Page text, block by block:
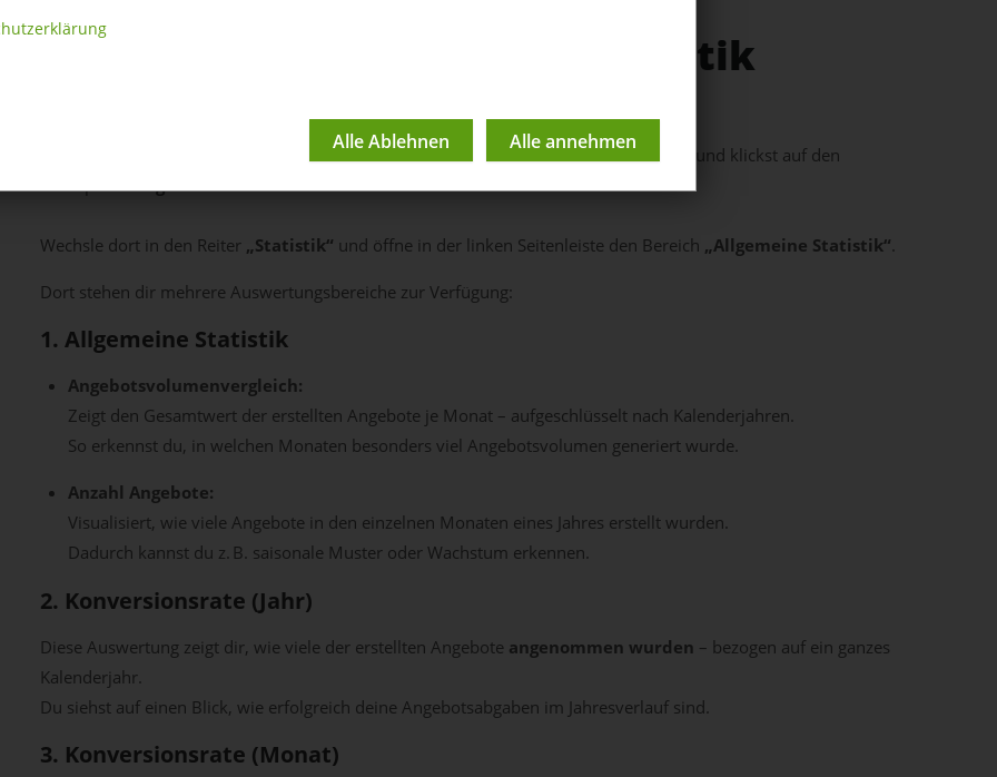
Auswertung der Angebotsstatistik
Um zur Angebotsstatistik zu gelangen, öffnest du im Menü den BereichWaWi / CRM
und klickst auf den
MenüpunktAngebote.
Wechsle dort in den Reiter „Statistik“ und öffne in der linken Seitenleiste den Bereich „Allgemeine Statistik“.
Dort stehen dir mehrere Auswertungsbereiche zur Verfügung:
1. Allgemeine Statistik
Angebotsvolumenvergleich:
Zeigt den Gesamtwert der erstellten Angebote je Monat – aufgeschlüsselt nach Kalenderjahren.
So erkennst du, in welchen Monaten besonders viel Angebotsvolumen generiert wurde.
Anzahl Angebote:
Visualisiert, wie viele Angebote in den einzelnen Monaten eines Jahres erstellt wurden.
Dadurch kannst du z. B. saisonale Muster oder Wachstum erkennen.
2. Konversionsrate (Jahr)
Diese Auswertung zeigt dir, wie viele der erstellten Angebote angenommen wurden – bezogen auf ein ganzes
Kalenderjahr.
Du siehst auf einen Blick, wie erfolgreich deine Angebotsabgaben im Jahresverlauf sind.
3. Konversionsrate (Monat)